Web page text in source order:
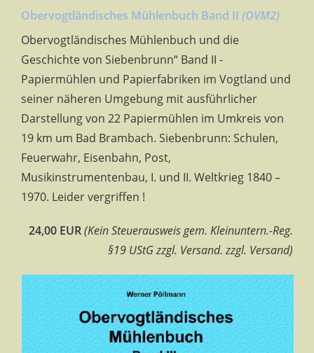
Obervogtländisches Mühlenbuch Band II (OVM2)
Obervogtländisches Mühlenbuch und die
Geschichte von Siebenbrunn“ Band II -
Papiermühlen und Papierfabriken im Vogtland und
seiner näheren Umgebung mit ausführlicher
Darstellung von 22 Papiermühlen im Umkreis von
19 km um Bad Brambach. Siebenbrunn: Schulen,
Feuerwahr, Eisenbahn, Post,
Musikinstrumentenbau, I. und II. Weltkrieg 1840 –
1970. Leider vergriffen !
24,00 EUR(Kein Steuerausweis gem. Kleinuntern.-Reg.
§19 UStG zzgl. Versand. zzgl. Versand)